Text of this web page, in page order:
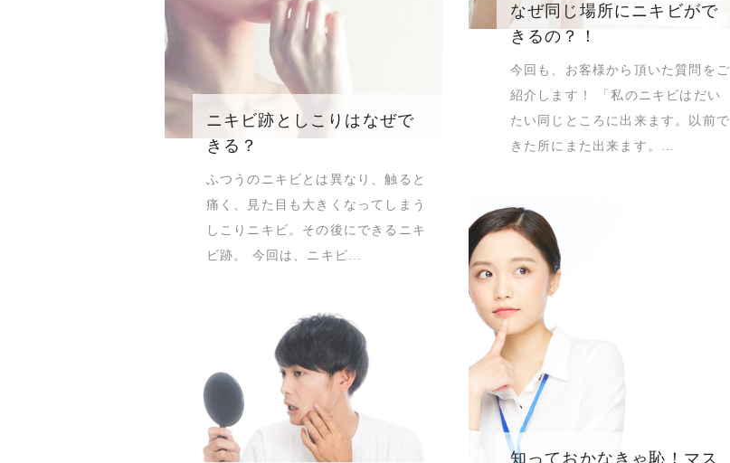
なぜ同じ場所にニキビがで
きるの？！
今回も、お客様から頂いた質問をご
紹介します！ 「私のニキビはだい
たい同じところに出来ます。以前で
きた所にまた出来ます。…
ニキビ跡としこりはなぜで
きる？
ふつうのニキビとは異なり、触ると
痛く、見た目も大きくなってしまう
しこりニキビ。その後にできるニキ
ビ跡。 今回は、ニキビ…
知っておかなきゃ恥！マス